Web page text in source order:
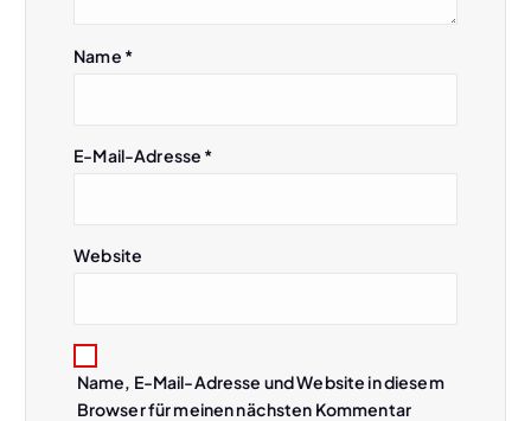
Name *
E-Mail-Adresse *
Website
Name, E-Mail-Adresse und Website in diesem
Browser für meinen nächsten Kommentar